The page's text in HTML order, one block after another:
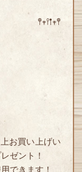
お買い上げい
ゼント！
できます！